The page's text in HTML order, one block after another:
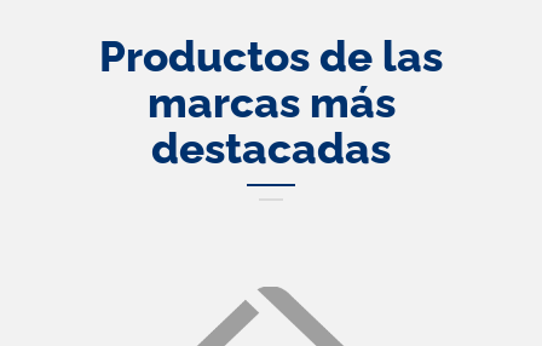
Productos de las
marcas más
destacadas